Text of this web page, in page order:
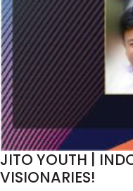
JITO YOUTH |
VISIONARIES!